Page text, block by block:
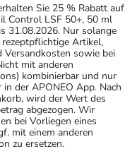
Sie 25 % Rabatt auf
Control LSF 50+, 50 ml
31.08.2026. Nur solange
Artikel,
Versandkosten sowie bei
mit anderen
kombinierbar und nur
der APONEO App. Nach
wird der Wert des
abgezogen. Wir
bei Vorliegen eines
mit einem anderen
zu ersetzen.